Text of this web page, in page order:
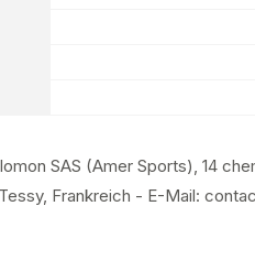
SAS (Amer Sports), 14
Frankreich - E-Mail: